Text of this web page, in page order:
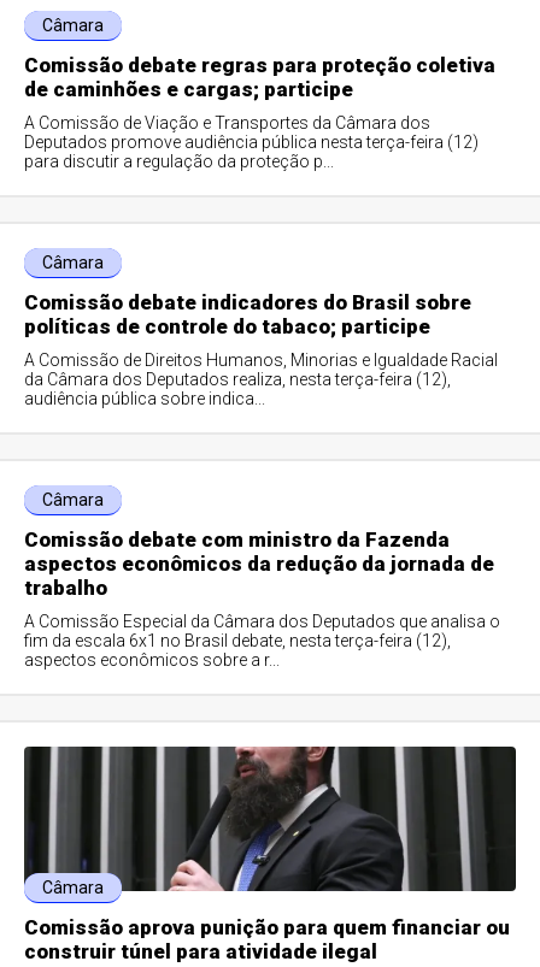
Câmara
Comissão debate regras para proteção coletiva
de caminhões e cargas; participe
A Comissão de Viação e Transportes da Câmara dos
Deputados promove audiência pública nesta terça-feira (12)
para discutir a regulação da proteção p...
Câmara
Comissão debate indicadores do Brasil sobre
políticas de controle do tabaco; participe
A Comissão de Direitos Humanos, Minorias e Igualdade Racial
da Câmara dos Deputados realiza, nesta terça-feira (12),
audiência pública sobre indica...
Câmara
Comissão debate com ministro da Fazenda
aspectos econômicos da redução da jornada de
trabalho
A Comissão Especial da Câmara dos Deputados que analisa o
fim da escala 6x1 no Brasil debate, nesta terça-feira (12),
aspectos econômicos sobre a r...
Câmara
Comissão aprova punição para quem financiar ou
construir túnel para atividade ilegal